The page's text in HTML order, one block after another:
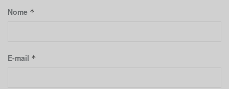
Nome *
E-mail *